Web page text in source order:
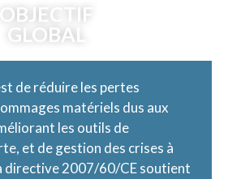
OBJECTIF
GLOBAL
de réduire les pertes
matériels dus aux
les outils de
et de gestion des crises à
directive 2007/60/CE soutient